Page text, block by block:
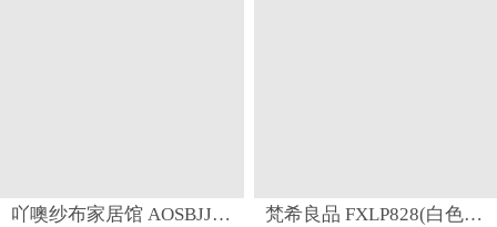
吖噢纱布家居馆 AOSBJJG0867(桃心熊（一只装）)下架 梵希良品 FXLP828(白色)下架